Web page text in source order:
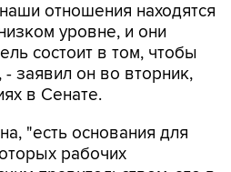
отношения находятся
уровне, и они
состоит в том, чтобы
- заявил он во вторник,
в Сенате.
"есть основания для
рабочих